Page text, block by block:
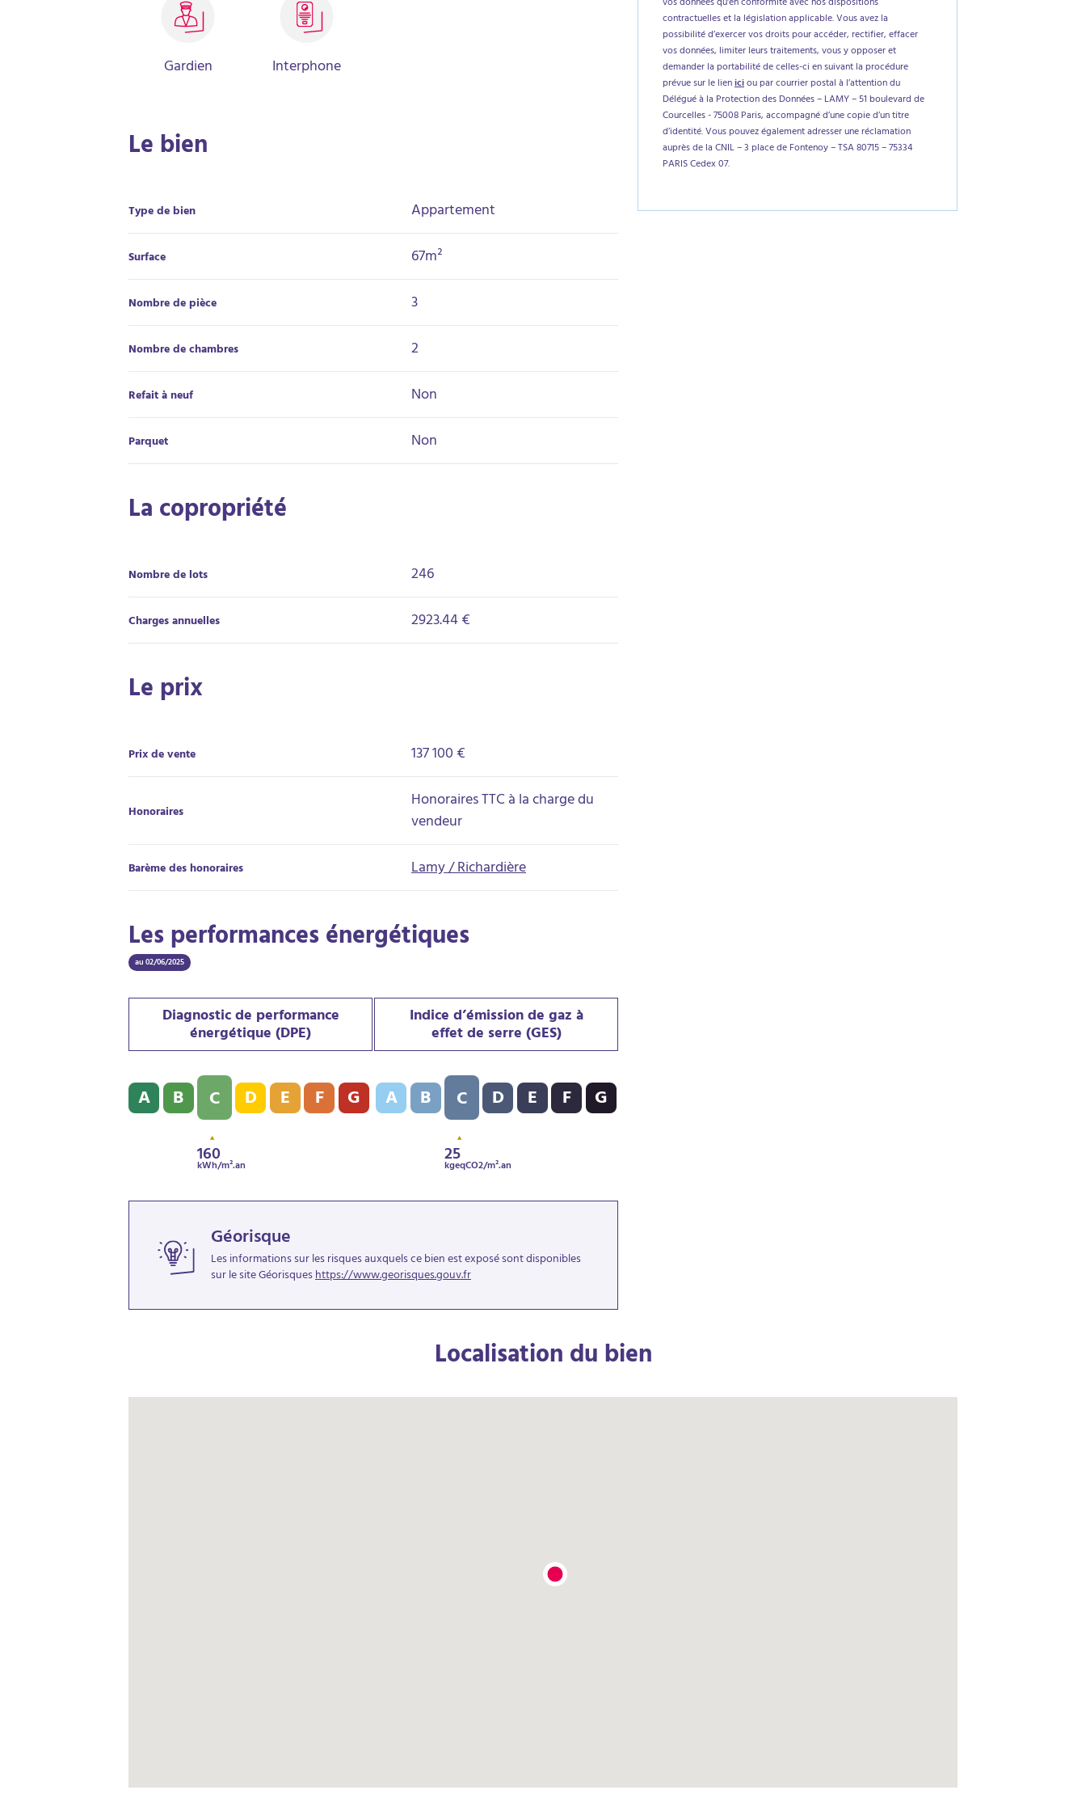
Gardien Interphone
Le bien
Type de bien Appartement
Surface 67m²
Nombre de pièce 3
Nombre de chambres 2
Refait à neuf Non
Parquet Non
La copropriété
Nombre de lots 246
Charges annuelles 2923.44 €
Le prix
Prix de vente 137 100 €
Honoraires Honoraires TTC à la charge du
vendeur
Barème des honoraires Lamy / Richardière
Les performances énergétiques
au 02/06/2025
Diagnostic de performance
énergétique (DPE)
Diagnostic de performance énergétique (DPE) : C - 160 kWh/m².an
A B C
160
kWh/m².an
D E F G
Indice d’émission de gaz à
effet de serre (GES)
Indice d’émission de gaz à effet de serre (GES) : C - 25 kgeqCO2/m².an
A B C
25
kgeqCO2/m².an
D E F G
Géorisque
Les informations sur les risques auxquels ce bien est exposé sont disponibles
sur le site Géorisqueshttps://www.georisques.gouv.fr
contractuelles et la législation applicable. Vous avez la
possibilité d’exercer vos droits pour accéder, rectifier, effacer
vos données, limiter leurs traitements, vous y opposer et
demander la portabilité de celles-ci en suivant la procédure
prévue sur le lieniciou par courrier postal à l’attention du
Délégué à la Protection des Données – LAMY – 51 boulevard de
Courcelles - 75008 Paris, accompagné d’une copie d’un titre
d’identité. Vous pouvez également adresser une réclamation
auprès de la CNIL – 3 place de Fontenoy – TSA 80715 – 75334
PARIS Cedex 07.
Localisation du bien